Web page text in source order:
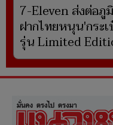
7-Eleven ส่งต่อ
ฝากไทยหนุน'กระ
รุ่น Limited